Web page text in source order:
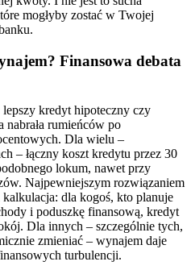
mogłyby zostać w Twojej
Finansowa debata
kredyt hipoteczny czy
nabrała rumieńców po
Dla wielu –
– łączny koszt kredytu przez 30
lokum, nawet przy
Najpewniejszym rozwiązaniem
dla kogoś, kto planuje
i poduszkę finansową, kredyt
Dla innych – szczególnie tych,
zmieniać – wynajem daje
turbulencji.